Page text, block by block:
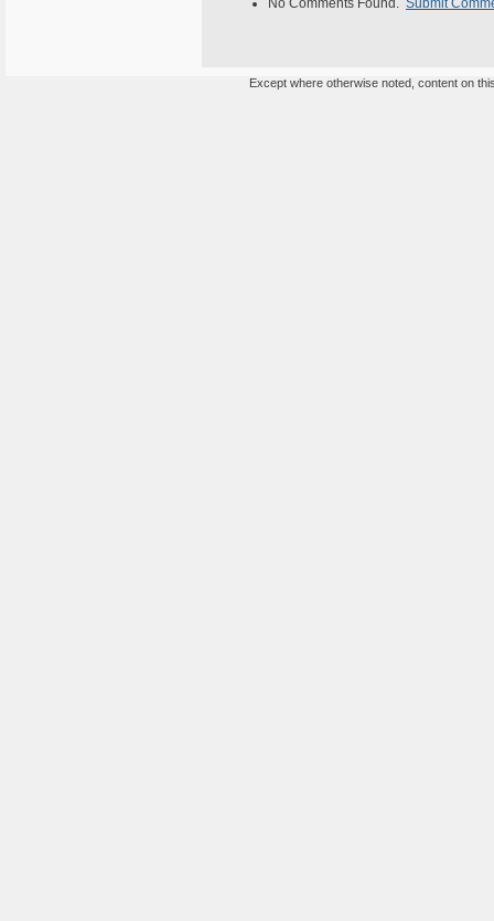
No Comments Found. Submit
Except where otherwise noted, content on